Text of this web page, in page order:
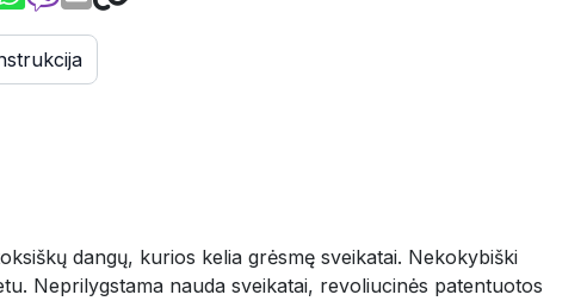
dangų, kurios kelia grėsmę sveikatai. Nekokybiški
Neprilygstama nauda sveikatai, revoliucinės patentuotos